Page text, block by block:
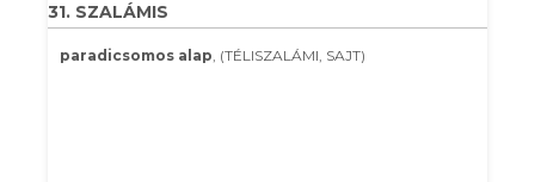
31. SZALÁMIS
paradicsomos alap, (TÉLISZALÁMI, SAJT)